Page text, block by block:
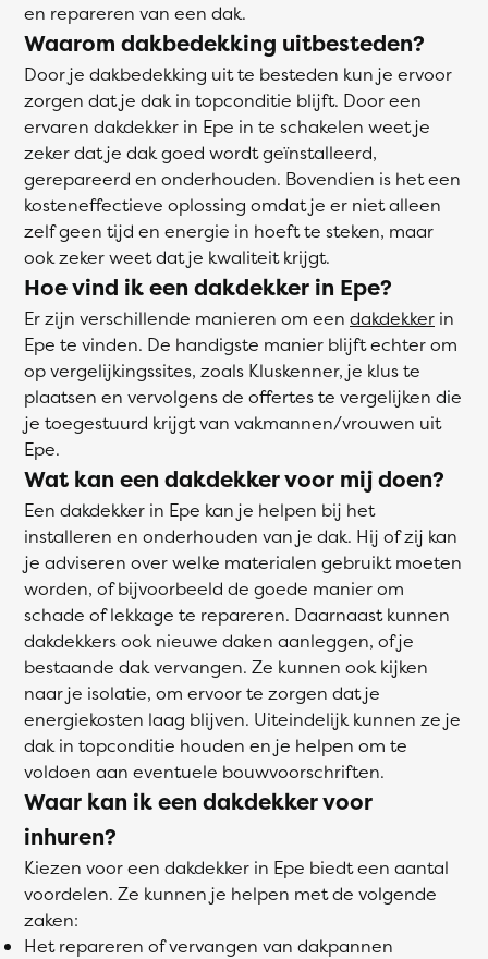
en repareren van een dak.
Waarom dakbedekking uitbesteden?
Door je dakbedekking uit te besteden kun je ervoor
zorgen dat je dak in topconditie blijft. Door een
ervaren dakdekker in Epe in te schakelen weet je
zeker dat je dak goed wordt geïnstalleerd,
gerepareerd en onderhouden. Bovendien is het een
kosteneffectieve oplossing omdat je er niet alleen
zelf geen tijd en energie in hoeft te steken, maar
ook zeker weet dat je kwaliteit krijgt.
Hoe vind ik een dakdekker in Epe?
Er zijn verschillende manieren om een dakdekker in
Epe te vinden. De handigste manier blijft echter om
op vergelijkingssites, zoals Kluskenner, je klus te
plaatsen en vervolgens de offertes te vergelijken die
je toegestuurd krijgt van vakmannen/vrouwen uit
Epe.
Wat kan een dakdekker voor mij doen?
Een dakdekker in Epe kan je helpen bij het
installeren en onderhouden van je dak. Hij of zij kan
je adviseren over welke materialen gebruikt moeten
worden, of bijvoorbeeld de goede manier om
schade of lekkage te repareren. Daarnaast kunnen
dakdekkers ook nieuwe daken aanleggen, of je
bestaande dak vervangen. Ze kunnen ook kijken
naar je isolatie, om ervoor te zorgen dat je
energiekosten laag blijven. Uiteindelijk kunnen ze je
dak in topconditie houden en je helpen om te
voldoen aan eventuele bouwvoorschriften.
Waar kan ik een dakdekker voor
inhuren?
Kiezen voor een dakdekker in Epe biedt een aantal
voordelen. Ze kunnen je helpen met de volgende
zaken:
Het repareren of vervangen van dakpannen